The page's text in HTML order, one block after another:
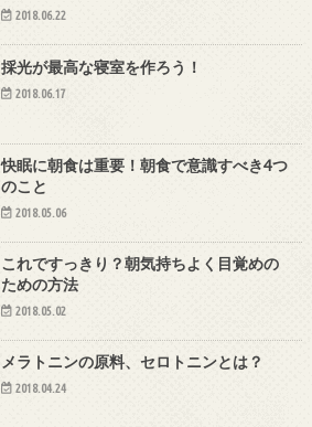
2018.06.22
採光が最高な寝室を作ろう！
2018.06.17
快眠に朝食は重要！朝食で意識すべき4つ
のこと
2018.05.06
これですっきり？朝気持ちよく目覚めの
ための方法
2018.05.02
メラトニンの原料、セロトニンとは？
2018.04.24